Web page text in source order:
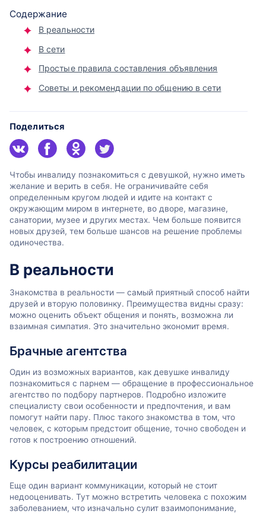
Содержание
В реальности
В сети
Простые правила составления объявления
Советы и рекомендации по общению в сети
Поделиться
Чтобы инвалиду познакомиться с девушкой, нужно иметь
желание и верить в себя. Не ограничивайте себя
определенным кругом людей и идите на контакт с
окружающим миром в интернете, во дворе, магазине,
санатории, музее и других местах. Чем больше появится
новых друзей, тем больше шансов на решение проблемы
одиночества.
В реальности
Знакомства в реальности — самый приятный способ найти
друзей и вторую половинку. Преимущества видны сразу:
можно оценить объект общения и понять, возможна ли
взаимная симпатия. Это значительно экономит время.
Брачные агентства
Один из возможных вариантов, как девушке инвалиду
познакомиться с парнем — обращение в профессиональное
агентство по подбору партнеров. Подробно изложите
специалисту свои особенности и предпочтения, и вам
помогут найти пару. Плюс такого знакомства в том, что
человек, с которым предстоит общение, точно свободен и
готов к построению отношений.
Курсы реабилитации
Еще один вариант коммуникации, который не стоит
недооценивать. Тут можно встретить человека с похожим
заболеванием, что изначально сулит взаимопонимание,